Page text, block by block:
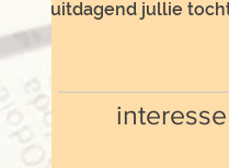
uitdagend jullie